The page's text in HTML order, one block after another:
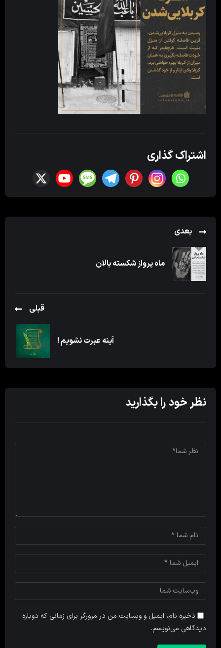
اشتراک گذاری
بعدی
ماه پرواز شکسته بالان
قبلی
آینه عبرت نشویم !
نظر خود را بگذارید
ذخیره نام، ایمیل و وبسایت من در مرورگر برای زمانی که دوباره
دیدگاهی می‌نویسم.